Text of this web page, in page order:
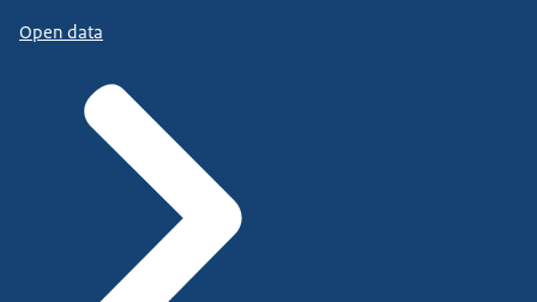
Open data